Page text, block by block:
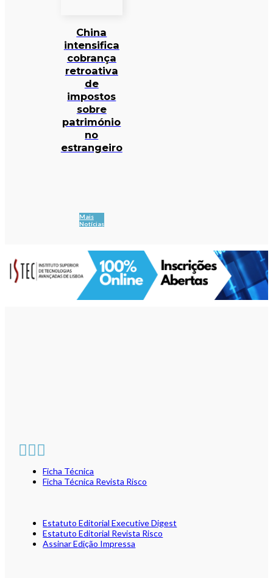
China
intensifica
cobrança
retroativa
de
impostos
sobre
património
no
estrangeiro
Mais
Notícias
Ficha Técnica
Ficha Técnica Revista Risco
Estatuto Editorial Executive Digest
Estatuto Editorial Revista Risco
Assinar Edição Impressa